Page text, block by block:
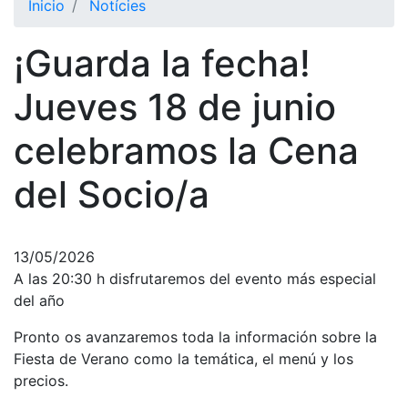
Inicio Notícies
¡Guarda la fecha!
Jueves 18 de junio
celebramos la Cena
del Socio/a
13/05/2026
A las 20:30 h disfrutaremos del evento más especial
del año
Pronto os avanzaremos toda la información sobre la
Fiesta de Verano como la temática, el menú y los
precios.